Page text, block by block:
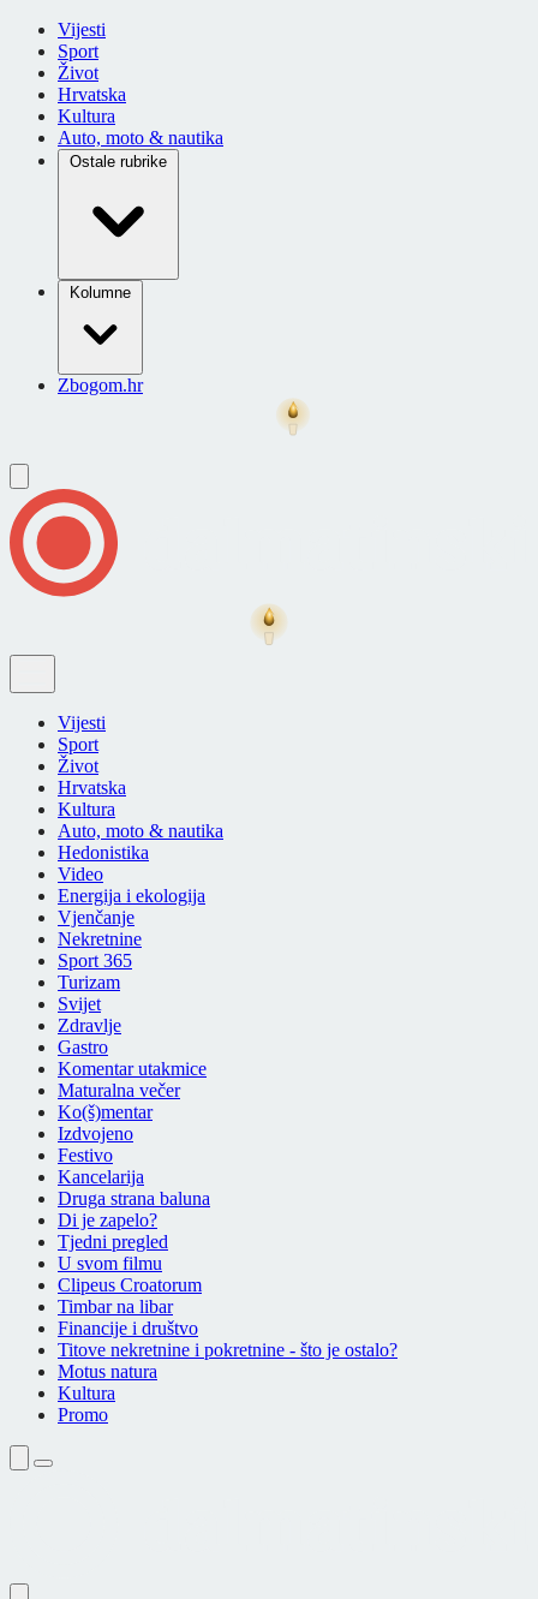
Vijesti
Sport
Život
Hrvatska
Kultura
Auto, moto & nautika
Ostale rubrike
Kolumne
Zbogom.hr
Vijesti
Sport
Život
Hrvatska
Kultura
Auto, moto & nautika
Hedonistika
Video
Energija i ekologija
Vjenčanje
Nekretnine
Sport 365
Turizam
Svijet
Zdravlje
Gastro
Komentar utakmice
Maturalna večer
Ko(š)mentar
Izdvojeno
Festivo
Kancelarija
Druga strana baluna
Di je zapelo?
Tjedni pregled
U svom filmu
Clipeus Croatorum
Timbar na libar
Financije i društvo
Titove nekretnine i pokretnine - što je ostalo?
Motus natura
Kultura
Promo